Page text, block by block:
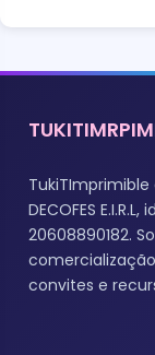
DECOFES
20608890182.
convites e